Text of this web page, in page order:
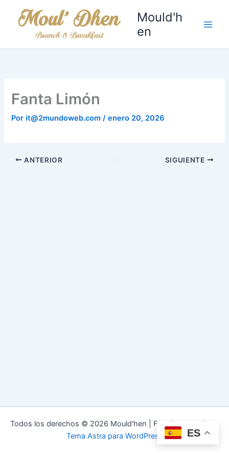
Mould'h
en
Fanta Limón
Por it@2mundoweb.com/enero 20, 2026
ANTERIOR SIGUIENTE
Todos los derechos © 2026 Mould'hen | Funciona gracias a
Tema Astra para WordPress
ES